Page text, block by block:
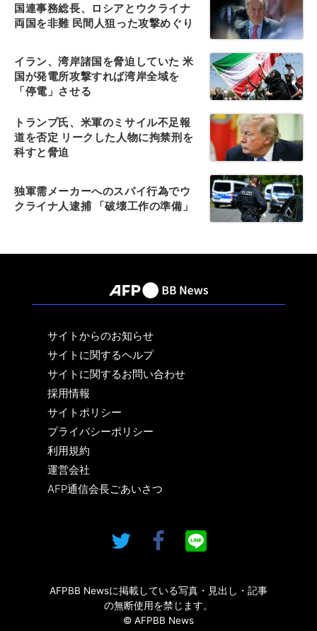
国連事務総長、ロシアとウクライナ
両国を非難 民間人狙った攻撃めぐり
イラン、湾岸諸国を脅迫していた 米
国が発電所攻撃すれば湾岸全域を
「停電」させる
トランプ氏、米軍のミサイル不足報
道を否定 リークした人物に拘禁刑を
科すと脅迫
独軍需メーカーへのスパイ行為でウ
クライナ人逮捕 「破壊工作の準備」
サイトからのお知らせ
サイトに関するヘルプ
サイトに関するお問い合わせ
採用情報
サイトポリシー
プライバシーポリシー
利用規約
運営会社
AFP通信会長ごあいさつ
AFPBB Newsに掲載している写真・見出し・記事
の無断使用を禁じます。
© AFPBB News